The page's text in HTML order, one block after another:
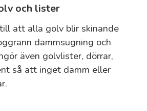
och lister
att alla golv blir skinande
dammsugning och
även golvlister, dörrar,
så att inget damm eller